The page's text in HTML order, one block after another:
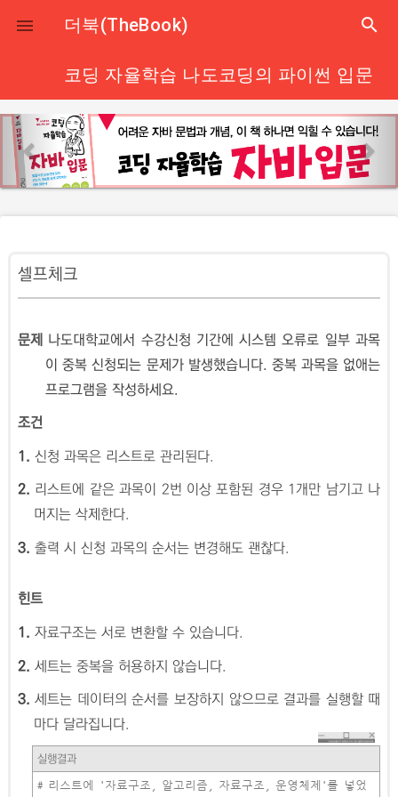
close
 더북(TheBook) search
코딩 자율학습 나도코딩의 파이썬 입문
p
r
e
u
s
n
e
x
셀프체크
문제
나도대학교에서 수강신청 기간에 시스템 오류로 일부 과목
이 중복 신청되는 문제가 발생했습니다. 중복 과목을 없애는
프로그램을 작성하세요.
조건
1. 신청 과목은 리스트로 관리된다.
2. 리스트에 같은 과목이 2번 이상 포함된 경우 1개만 남기고 나
머지는 삭제한다.
3. 출력 시 신청 과목의 순서는 변경해도 괜찮다.
힌트
1. 자료구조는 서로 변환할 수 있습니다.
2. 세트는 중복을 허용하지 않습니다.
3. 세트는 데이터의 순서를 보장하지 않으므로 결과를 실행할 때
마다 달라집니다.
실행결과
# 리스트에 '자료구조, 알고리즘, 자료구조, 운영체제'를 넣었